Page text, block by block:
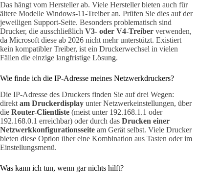
Das hängt vom Hersteller ab. Viele Hersteller bieten auch für
ältere Modelle Windows-11-Treiber an. Prüfen Sie dies auf der
jeweiligen Support-Seite. Besonders problematisch sind
Drucker, die ausschließlich V3- oder V4-Treiber verwenden,
da Microsoft diese ab 2026 nicht mehr unterstützt. Existiert
kein kompatibler Treiber, ist ein Druckerwechsel in vielen
Fällen die einzige langfristige Lösung.
Wie finde ich die IP-Adresse meines Netzwerkdruckers?
Die IP-Adresse des Druckers finden Sie auf drei Wegen:
direkt am Druckerdisplay unter Netzwerkeinstellungen, über
die Router-Clientliste (meist unter 192.168.1.1 oder
192.168.0.1 erreichbar) oder durch das Drucken einer
Netzwerkkonfigurationsseite am Gerät selbst. Viele Drucker
bieten diese Option über eine Kombination aus Tasten oder im
Einstellungsmenü.
Was kann ich tun, wenn gar nichts hilft?